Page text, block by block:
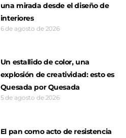
una mirada desde el diseño de
interiores
6 de agosto de 2026
Un estallido de color, una
explosión de creatividad: esto es
Quesada por Quesada
5 de agosto de 2026
El pan como acto de resistencia